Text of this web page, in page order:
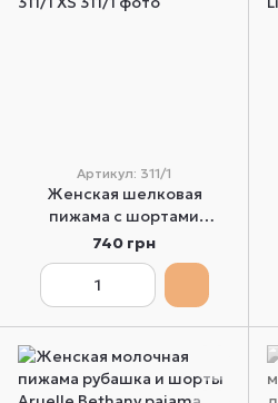
Артикул: 311/1
Женская шелковая
пижама с шортами
молочная Martelle Lingerie
311/1 XS
740 грн